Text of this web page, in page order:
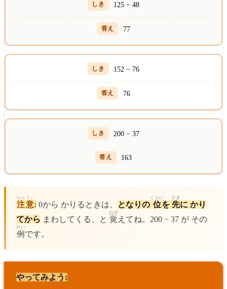
125 − 48
77
152 − 76
76
200 − 37
163
注意
ちゅうい
: 0から かりるときは、 となりの 位
くらい
を 先
さき
に かり
てから まわしてくる、と 覚
おぼ
えてね。200 − 37 が その
例
れい
です。
やってみよう: